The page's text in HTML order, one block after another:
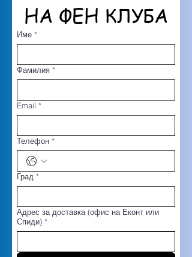
НА ФЕН КЛУБА
Име *
Фамилия *
Email *
Телефон *
Град *
Адрес за доставка (офис на Еконт или
Спиди) *